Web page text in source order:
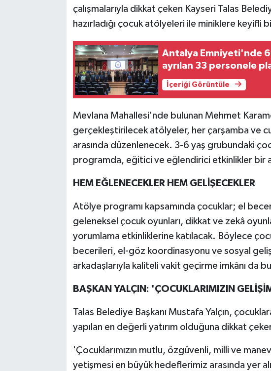
çalışmalarıyla dikkat çeken Kayseri Talas
hazırladığı çocuk atölyeleri ile miniklere keyifli
Antalya Emniyeti'nde
ayrılan 33 personele
İçeriği Görüntüle
Mevlana Mahallesi'nde bulunan Mehmet
gerçekleştirilecek atölyeler, her çarşamba ve
arasında düzenlenecek. 3-6 yaş grubundaki
programda, eğitici ve eğlendirici etkinlikler bir
HEM EĞLENECEKLER HEM GELİŞECEKLER
Atölye programı kapsamında çocuklar; el
geleneksel çocuk oyunları, dikkat ve zekâ
yorumlama etkinliklerine katılacak. Böylece
becerileri, el-göz koordinasyonu ve sosyal
arkadaşlarıyla kaliteli vakit geçirme imkânı da
BAŞKAN YALÇIN: 'ÇOCUKLARIMIZIN
Talas Belediye Başkanı Mustafa Yalçın,
yapılan en değerli yatırım olduğuna dikkat
'Çocuklarımızın mutlu, özgüvenli, milli ve
yetişmesi en büyük hedeflerimiz arasında yer